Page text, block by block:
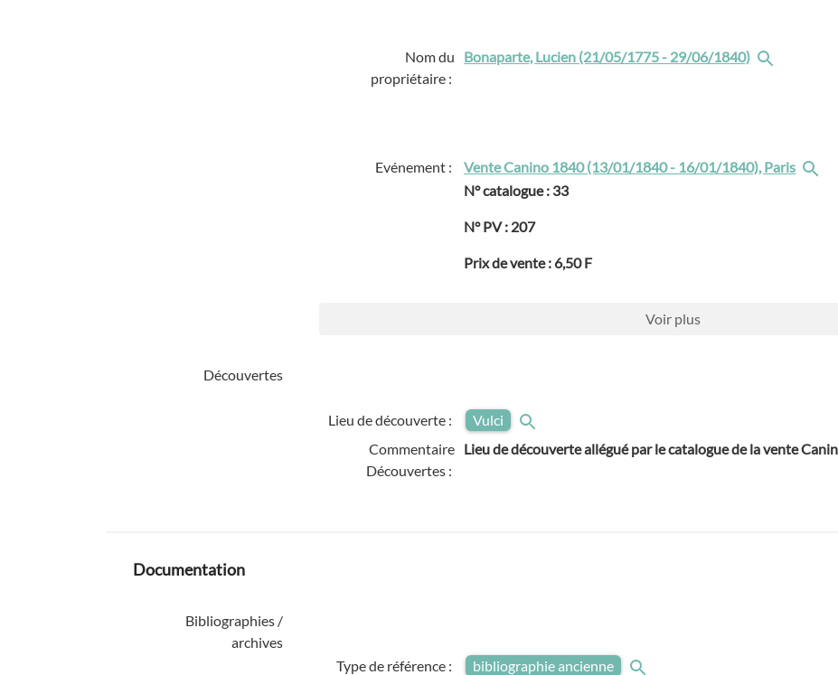
Nom du
propriétaire :
Bonaparte, Lucien (21/05/1775 - 29/06/1840)
Evénement :
Vente Canino 1840 (13/01/1840 - 16/01/1840), Paris
N° catalogue : 33
N° PV : 207
Prix de vente : 6,50 F
Voir plus
Découvertes
Lieu de découverte :
Vulci
Commentaire
Découvertes :
Lieu de découverte allégué par le catalogue de la vente
Documentation
Bibliographies /
archives
Type de référence :
bibliographie ancienne